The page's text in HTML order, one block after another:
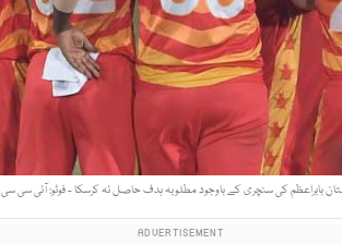
بابراعظم کی سنچری کے باوجود مطلوبہ ہدف حاصل نہ کرسکا - فوٹو: آئی سی سی